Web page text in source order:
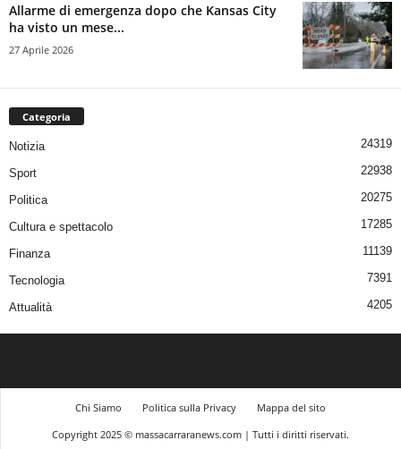
Allarme di emergenza dopo che Kansas City
ha visto un mese...
27 Aprile 2026
Categoria
Notizia 24319
Sport 22938
Politica 20275
Cultura e spettacolo 17285
Finanza 11139
Tecnologia 7391
Attualità 4205
Chi Siamo Politica sulla Privacy
Mappa del sito
Copyright 2025 © massacarraranews.com | Tutti i diritti riservati.